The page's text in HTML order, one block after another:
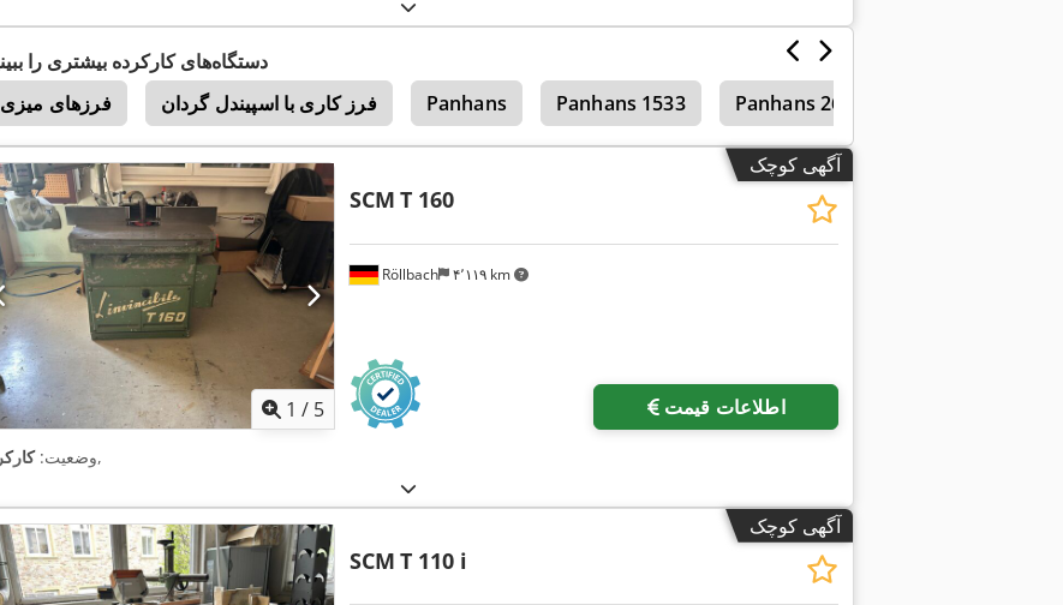
دستگاه‌های کارکرده بیشتری را
فرزهای میزی
فرز کاری با اسپیندل گردان Panhans Panhans 1533 Panhans 261
آگهی کوچک
1 / 5
Röllbach ۴٬۱۱۹ km
SCM T 160
اطلاعات قیمت
وضعیت:,
آگهی کوچک
SCM T 110 i